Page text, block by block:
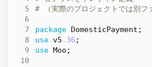
# （実際のプロジェクトでは別フ
package DomesticPayment ;
use v5 .36 ;
use
Moo ;